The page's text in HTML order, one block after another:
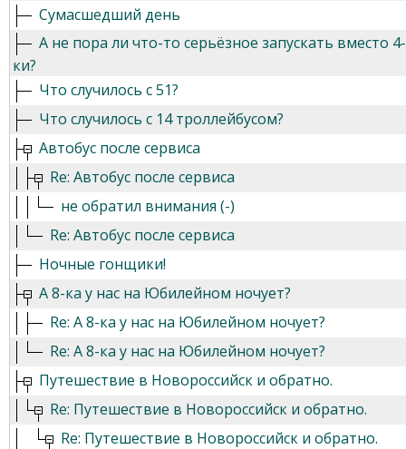
Сумасшедший день
А не пора ли что-то серьёзное запускать вместо 4-
ки?
Что случилось с 51?
Что случилось с 14 троллейбусом?
Автобус после сервиса
Re: Автобус после сервиса
не обратил внимания (-)
Re: Автобус после сервиса
Ночные гонщики!
А 8-ка у нас на Юбилейном ночует?
Re: А 8-ка у нас на Юбилейном ночует?
Re: А 8-ка у нас на Юбилейном ночует?
Путешествие в Новороссийск и обратно.
Re: Путешествие в Новороссийск и обратно.
Re: Путешествие в Новороссийск и обратно.